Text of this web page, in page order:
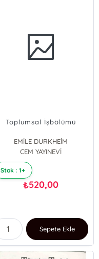
Toplumsal İşbölümü
EMİLE DURKHEİM
CEM YAYINEVİ
Stok : 1+
₺520,00
Sepete Ekle